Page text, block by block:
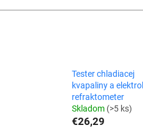
Tester chladiacej
kvapaliny a
refraktometer
Skladom (>5 ks)
€26,29